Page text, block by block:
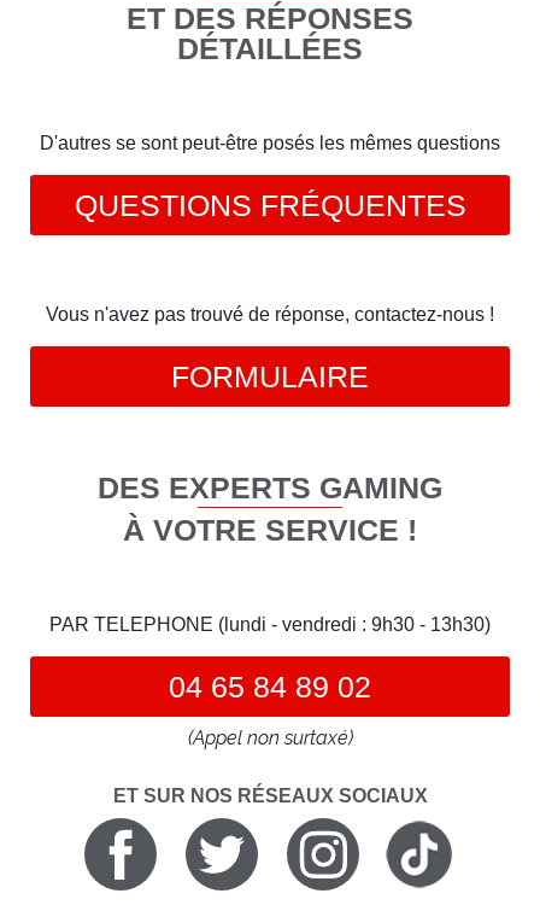
ET DES RÉPONSES
DÉTAILLÉES
D'autres se sont peut-être posés les mêmes questions
QUESTIONS FRÉQUENTES
Vous n'avez pas trouvé de réponse, contactez-nous !
FORMULAIRE
DES EXPERTS GAMING
À VOTRE SERVICE !
PAR TELEPHONE (lundi - vendredi : 9h30 - 13h30)
04 65 84 89 02
(Appel non surtaxé)
ET SUR NOS RÉSEAUX SOCIAUX